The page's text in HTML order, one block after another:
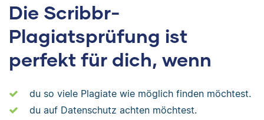
Die Scribbr-
Plagiatsprüfung ist
perfekt für dich, wenn
du so viele Plagiate wie möglich finden möchtest.
du auf Datenschutz achten möchtest.